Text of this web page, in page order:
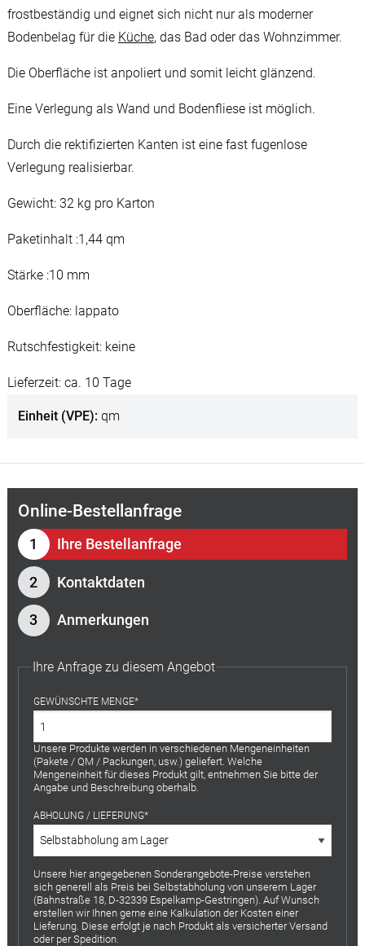
frostbeständig und eignet sich nicht nur als moderner
Bodenbelag für die Küche, das Bad oder das Wohnzimmer.
Die Oberfläche ist anpoliert und somit leicht glänzend.
Eine Verlegung als Wand und Bodenfliese ist möglich.
Durch die rektifizierten Kanten ist eine fast fugenlose
Verlegung realisierbar.
Gewicht: 32 kg pro Karton
Paketinhalt :1,44 qm
Stärke :10 mm
Oberfläche: lappato
Rutschfestigkeit: keine
Lieferzeit: ca. 10 Tage
Einheit (VPE) qm
Online-Bestellanfrage
Ihre Bestellanfrage
Kontaktdaten
Anmerkungen
Ihre Anfrage zu diesem Angebot
GEWÜNSCHTE MENGE
Unsere Produkte werden in verschiedenen Mengeneinheiten
(Pakete / QM / Packungen, usw.) geliefert. Welche
Mengeneinheit für dieses Produkt gilt, entnehmen Sie bitte der
Angabe und Beschreibung oberhalb.
ABHOLUNG / LIEFERUNG
Unsere hier angegebenen Sonderangebote-Preise verstehen
sich generell als Preis bei Selbstabholung von unserem Lager
(Bahnstraße 18, D-32339 Espelkamp-Gestringen). Auf Wunsch
erstellen wir Ihnen gerne eine Kalkulation der Kosten einer
Lieferung. Diese erfolgt je nach Produkt als versicherter Versand
oder per Spedition.